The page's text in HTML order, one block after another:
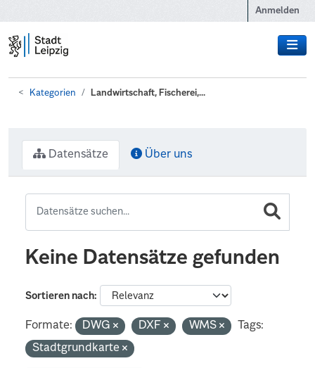
Anmelden
Kategorien Landwirtschaft, Fischerei,...
Datensätze Über uns
Keine Datensätze gefunden
Sortieren nach
Formate: DWG DXF WMS
Tags:
Stadtgrundkarte